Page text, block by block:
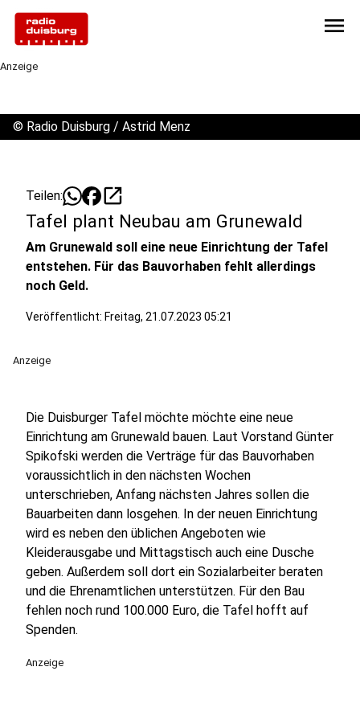
menu
Anzeige
© Radio Duisburg / Astrid Menz
Teilen: open_in_new
Tafel plant Neubau am Grunewald
Am Grunewald soll eine neue Einrichtung der Tafel
entstehen. Für das Bauvorhaben fehlt allerdings
noch Geld.
Veröffentlicht: Freitag, 21.07.2023 05:21
Anzeige
Die Duisburger Tafel möchte möchte eine neue
Einrichtung am Grunewald bauen. Laut Vorstand Günter
Spikofski werden die Verträge für das Bauvorhaben
voraussichtlich in den nächsten Wochen
unterschrieben, Anfang nächsten Jahres sollen die
Bauarbeiten dann losgehen. In der neuen Einrichtung
wird es neben den üblichen Angeboten wie
Kleiderausgabe und Mittagstisch auch eine Dusche
geben. Außerdem soll dort ein Sozialarbeiter beraten
und die Ehrenamtlichen unterstützen. Für den Bau
fehlen noch rund 100.000 Euro, die Tafel hofft auf
Spenden.
Anzeige